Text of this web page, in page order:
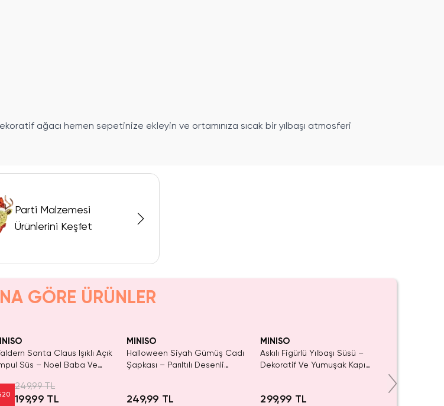
ağacı hemen sepetinize ekleyin ve ortamınıza sıcak bir yılbaşı atmosferi
Parti Malzemesi
Ürünlerini Keşfet
GÖRE ÜRÜNLER
Santa Claus Işıklı Açık
Süs – Noel Baba Ve
20
249,99 TL
199,99 TL
MINISO
Halloween Siyah Gümüş Cadı
Şapkası – Parıltılı Desenli
249,99 TL
MINISO
Askılı Figürlü Yılbaşı Süsü –
Dekoratif Ve Yumuşak Kapı
299,99 TL